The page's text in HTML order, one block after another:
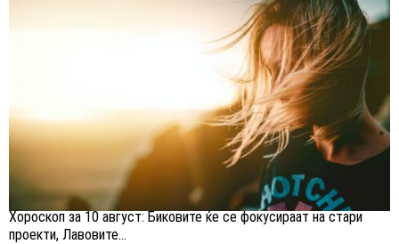
Хороскоп за 10 август: Биковите ќе се фокусираат на стари
проекти, Лавовите...